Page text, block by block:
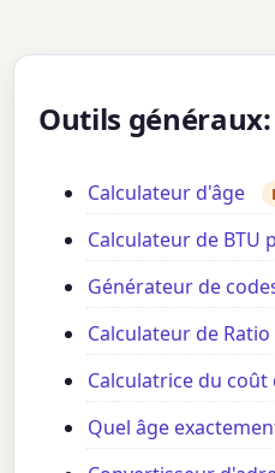
Outils généraux:
Calculateur d'âge
Calculateur de BTU
Générateur de
Calculateur de Ratio
Calculatrice du
Quel âge